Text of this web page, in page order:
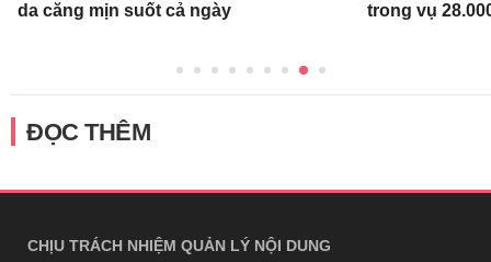
da căng mịn suốt cả ngày
trong vụ
ĐỌC THÊM
CHỊU TRÁCH NHIỆM QUẢN LÝ NỘI DUNG